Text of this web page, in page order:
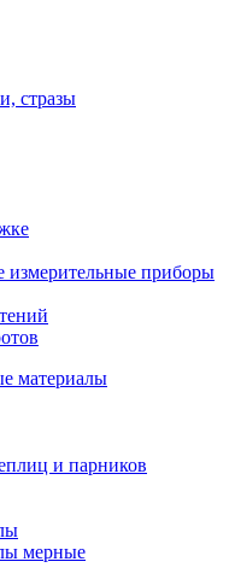
стразы
измерительные приборы
материалы
и парников
мерные